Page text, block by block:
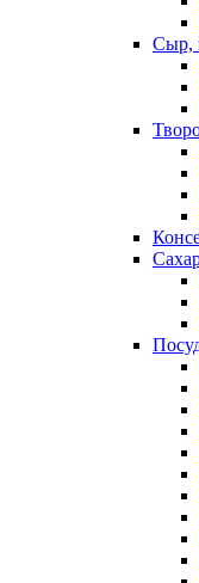
Сыр,